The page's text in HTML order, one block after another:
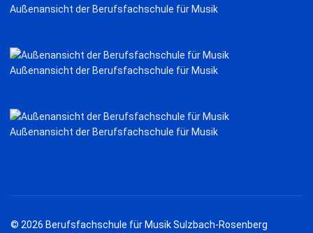
Außenansicht der Berufsfachschule für Musik
Außenansicht der Berufsfachschule für Musik
Außenansicht der Berufsfachschule für Musik
© 2026 Berufsfachschule für Musik Sulzbach-Rosenberg